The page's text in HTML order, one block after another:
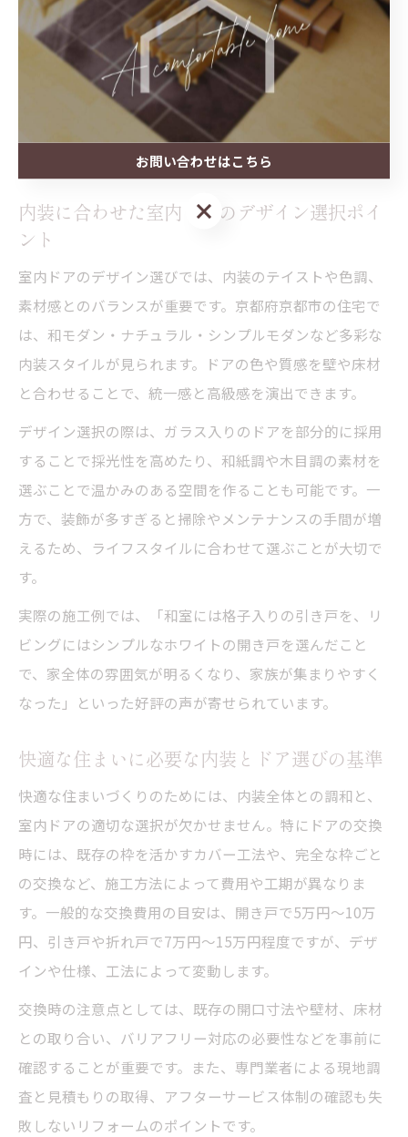
例えば、リビングと廊下の間には開き戸を選ぶことで冷
暖房効率を高め、和室には引き戸を採用することで空間
を広く見せることができます。各ドアの特徴を理解し、
内装との調和と快適性を両立させることが満足度の高い
リフォームにつながります。
内装に合わせた室内ドアのデザイン選択ポイ
ント
室内ドアのデザイン選びでは、内装のテイストや色調、
素材感とのバランスが重要です。京都府京都市の住宅で
は、和モダン・ナチュラル・シンプルモダンなど多彩な
内装スタイルが見られます。ドアの色や質感を壁や床材
と合わせることで、統一感と高級感を演出できます。
デザイン選択の際は、ガラス入りのドアを部分的に採用
することで採光性を高めたり、和紙調や木目調の素材を
選ぶことで温かみのある空間を作ることも可能です。一
方で、装飾が多すぎると掃除やメンテナンスの手間が増
えるため、ライフスタイルに合わせて選ぶことが大切で
す。
実際の施工例では、「和室には格子入りの引き戸を、リ
ビングにはシンプルなホワイトの開き戸を選んだこと
で、家全体の雰囲気が明るくなり、家族が集まりやすく
なった」といった好評の声が寄せられています。
快適な住まいに必要な内装とドア選びの基準
快適な住まいづくりのためには、内装全体との調和と、
室内ドアの適切な選択が欠かせません。特にドアの交換
時には、既存の枠を活かすカバー工法や、完全な枠ごと
の交換など、施工方法によって費用や工期が異なりま
す。一般的な交換費用の目安は、開き戸で5万円〜10万
円、引き戸や折れ戸で7万円〜15万円程度ですが、デザ
インや仕様、工法によって変動します。
交換時の注意点としては、既存の開口寸法や壁材、床材
との取り合い、バリアフリー対応の必要性などを事前に
確認することが重要です。また、専門業者による現地調
査と見積もりの取得、アフターサービス体制の確認も失
敗しないリフォームのポイントです。
お問い合わせはこちら
お問い合わせはこちら